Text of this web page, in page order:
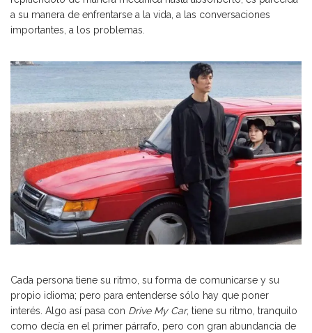
a su manera de enfrentarse a la vida, a las conversaciones
importantes, a los problemas.
Cada persona tiene su ritmo, su forma de comunicarse y su
propio idioma; pero para entenderse sólo hay que poner
interés. Algo así pasa con Drive My Car, tiene su ritmo, tranquilo
como decía en el primer párrafo, pero con gran abundancia de